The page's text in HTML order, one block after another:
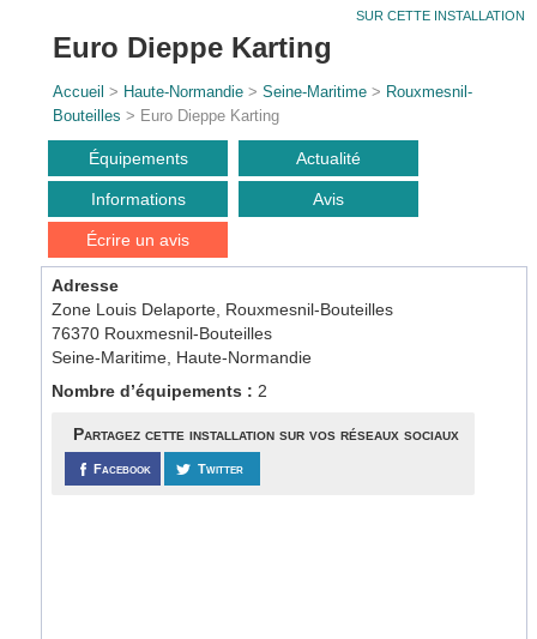
SUR CETTE INSTALLATION
Euro Dieppe Karting
Accueil > Haute-Normandie >Seine-Maritime > Rouxmesnil-
Bouteilles > Euro Dieppe Karting
Équipements Actualité
Informations Avis
Écrire un avis
Adresse
Zone Louis Delaporte, Rouxmesnil-Bouteilles
76370 Rouxmesnil-Bouteilles
Seine-Maritime, Haute-Normandie
Nombre d’équipements : 2
Partagez cette installation sur vos réseaux sociaux
Facebook Twitter